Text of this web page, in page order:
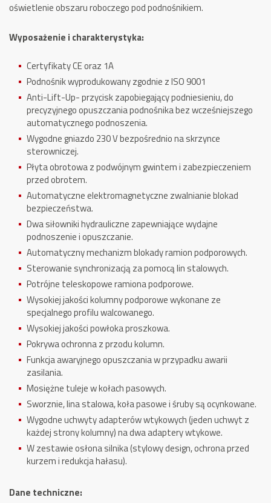
oświetlenie obszaru roboczego pod podnośnikiem.
Wyposażenie i charakterystyka:
Certyfikaty CE oraz 1A
Podnośnik wyprodukowany zgodnie z ISO 9001
Anti-Lift-Up- przyciskzapobiegający podniesieniu, do
precyzyjnego opuszczania podnośnika bez wcześniejszego
automatycznego podnoszenia.
Wygodne gniazdo 230 V bezpośrednio na skrzynce
sterowniczej.
Płyta obrotowa z podwójnym gwintem i zabezpieczeniem
przed obrotem.
Automatyczne elektromagnetyczne zwalnianie blokad
bezpieczeństwa.
Dwa siłowniki hydrauliczne zapewniające wydajne
podnoszenie i opuszczanie.
Automatyczny mechanizm blokady ramion podporowych.
Sterowanie synchronizacją za pomocą lin stalowych.
Potrójne teleskopowe ramiona podporowe.
Wysokiej jakości kolumny podporowe wykonane ze
specjalnego profilu walcowanego.
Wysokiej jakości powłoka proszkowa.
Pokrywa ochronna z przodu kolumn.
Funkcja awaryjnego opuszczania w przypadku awarii
zasilania.
Mosiężne tuleje w kołach pasowych.
Sworznie, lina stalowa, koła pasowe i śruby są ocynkowane.
Wygodne uchwyty adapterów wtykowych (jeden uchwyt z
każdej strony kolumny) na dwa adaptery wtykowe.
W zestawie osłona silnika (stylowy design, ochrona przed
kurzem i redukcja hałasu).
Dane techniczne: